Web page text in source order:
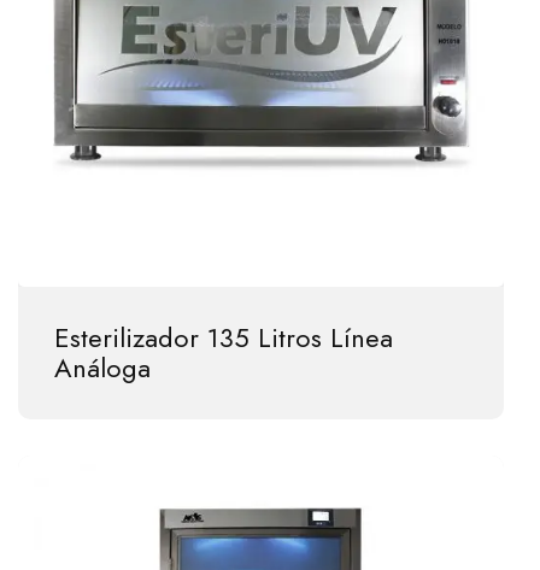
Esterilizador 135 Litros Línea
Análoga